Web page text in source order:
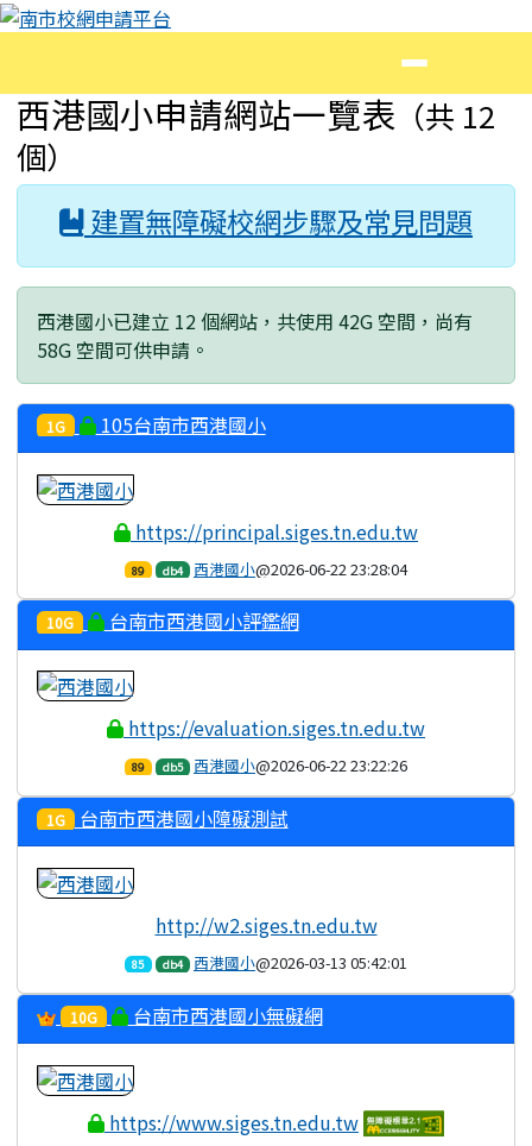
跳至主內容區
南市校網申請平台
主內容區域
西港國小申請網站一覽表 （共 12
個）
建置無障礙校網步驟及常見問題
西港國小已建立 12 個網站，共使用 42G 空間，尚有
58G 空間可供申請。
1G 105台南市西港國小
https://principal.siges.tn.edu.tw
89 db4 西港國小@2026-06-22 23:28:04
10G 台南市西港國小評鑑網
https://evaluation.siges.tn.edu.tw
89 db5 西港國小@2026-06-22 23:22:26
1G 台南市西港國小障礙測試
http://w2.siges.tn.edu.tw
85 db4 西港國小@2026-03-13 05:42:01
10G 台南市西港國小無礙網
https://www.siges.tn.edu.tw
頁尾區域